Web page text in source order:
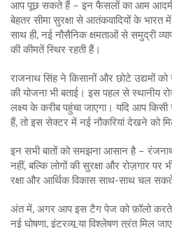
आप पूछ सकते हैं – इन फैसलों का आम आदमी
बेहतर सीमा सुरक्षा से आतंकवादियों के भारत
साथ ही, नई नौसैनिक क्षमताओं से समुद्री
की कीमतें स्थिर रहती हैं।
राजनाथ सिंह ने किसानों और छोटे उद्यमों को
की योजना भी बताई। इस पहल से स्थानीय
लक्ष्य के करीब पहुंचा जाएगा। यदि आप किसी
हैं, तो इस सेक्टर में नई नौकरियां देखने को
इन सभी बातों को समझना आसान है –
नहीं, बल्कि लोगों की सुरक्षा और रोज़गार पर
रक्षा और आर्थिक विकास साथ‑साथ चल
अंत में, अगर आप इस टैग पेज को फ़ॉलो करते
नई घोषणा, इंटरव्यू या विश्लेषण तुरंत मिल